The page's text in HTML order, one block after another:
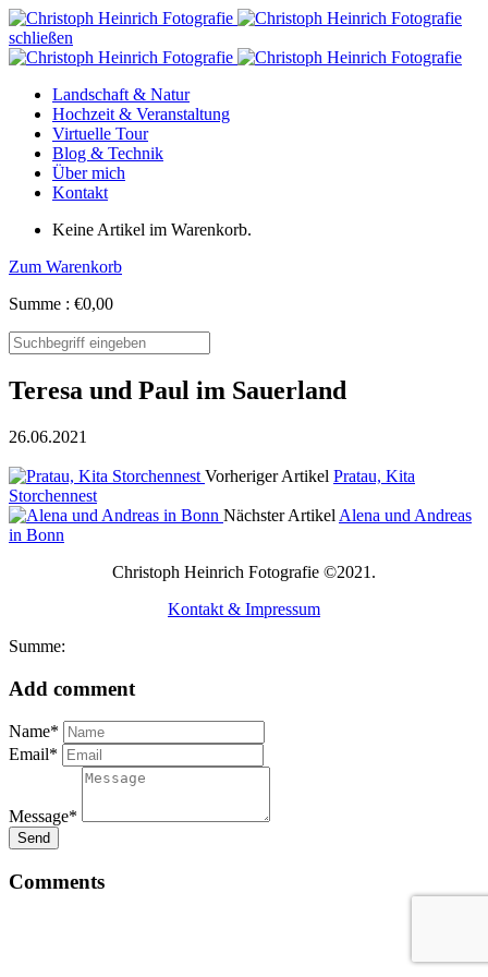
schließen
Landschaft & Natur
Hochzeit & Veranstaltung
Virtuelle Tour
Blog & Technik
Über mich
Kontakt
Keine Artikel im Warenkorb.
Zum Warenkorb
Summe : €0,00
Teresa und Paul im Sauerland
26.06.2021
Vorheriger Artikel Pratau, Kita
Storchennest
Nächster Artikel Alena und Andreas
in Bonn
Christoph Heinrich Fotografie ©2021.
Kontakt & Impressum
Summe:
Add comment
Name*
Email*
Message*
Send
Comments